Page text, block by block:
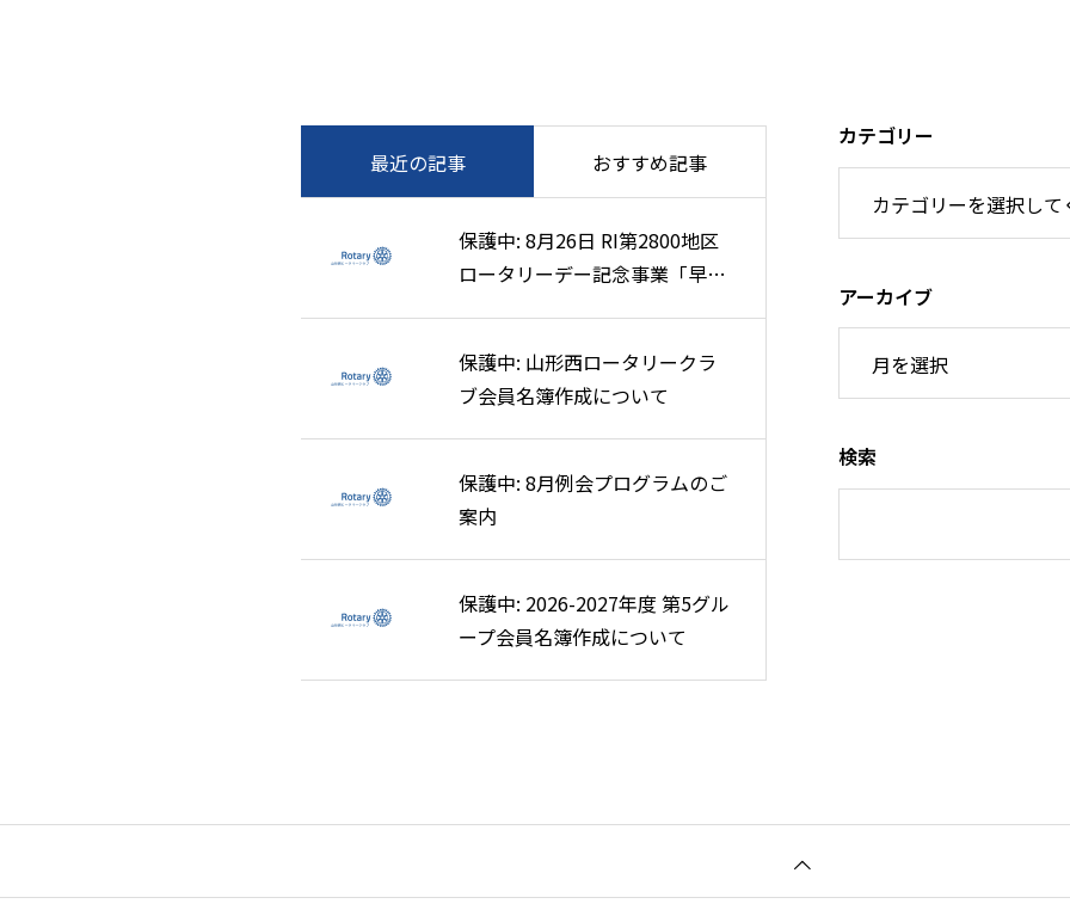
最近の記事 おすすめ記事
保護中: 8月26日 RI第2800地区
ロータリーデー記念事業「早朝
保護中: 山形西ロータリークラ
ブ会員名簿作成について
保護中: 8月例会プログラムのご
案内
保護中: 2026-2027年度 第5グル
ープ会員名簿作成について
保護中: 8月26日 RI第2800地区
ロータリーデー記念事業「早朝
保護中: 山形西ロータリークラ
ブ会員名簿作成について
保護中: 8月例会プログラムのご
案内
保護中: 2026-2027年度 第5グル
ープ会員名簿作成について
カテゴリー
アーカイブ
検索